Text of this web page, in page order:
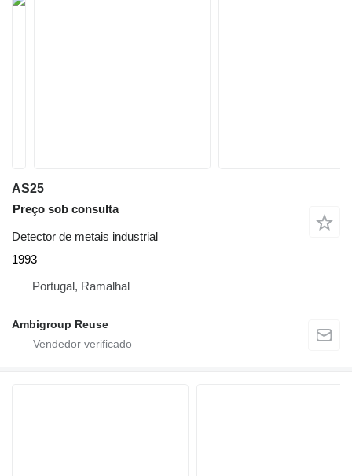
AS25
Preço sob consulta
Detector de metais industrial
1993
Portugal, Ramalhal
Ambigroup Reuse